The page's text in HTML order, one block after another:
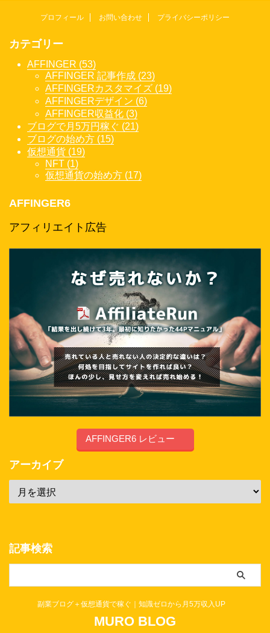
プロフィール お問い合わせ プライバシーポリシー
カテゴリー
AFFINGER (53)
AFFINGER 記事作成 (23)
AFFINGERカスタマイズ (19)
AFFINGERデザイン (6)
AFFINGER収益化 (3)
ブログで月5万円稼ぐ (21)
ブログの始め方 (15)
仮想通貨 (19)
NFT (1)
仮想通貨の始め方 (17)
AFFINGER6
アフィリエイト広告
AFFINGER6 レビュー
アーカイブ
記事検索
副業ブログ＋仮想通貨で稼ぐ｜知識ゼロから月5万収入UP
MURO BLOG